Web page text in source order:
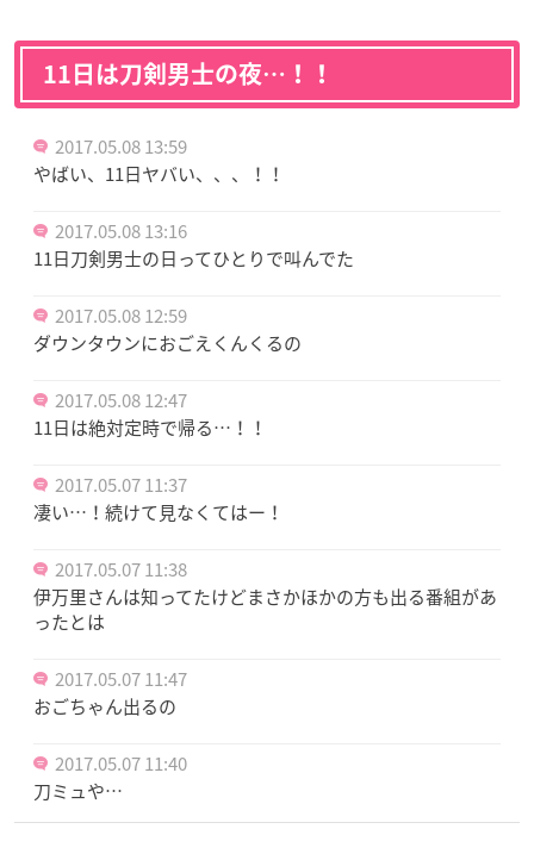
11日は刀剣男士の夜…！！
2017.05.08 13:59
やばい、11日ヤバい、、、！！
2017.05.08 13:16
11日刀剣男士の日ってひとりで叫んでた
2017.05.08 12:59
ダウンタウンにおごえくんくるの
2017.05.08 12:47
11日は絶対定時で帰る…！！
2017.05.07 11:37
凄い…！続けて見なくてはー！
2017.05.07 11:38
伊万里さんは知ってたけどまさかほかの方も出る番組があ
ったとは
2017.05.07 11:47
おごちゃん出るの
2017.05.07 11:40
刀ミュや…